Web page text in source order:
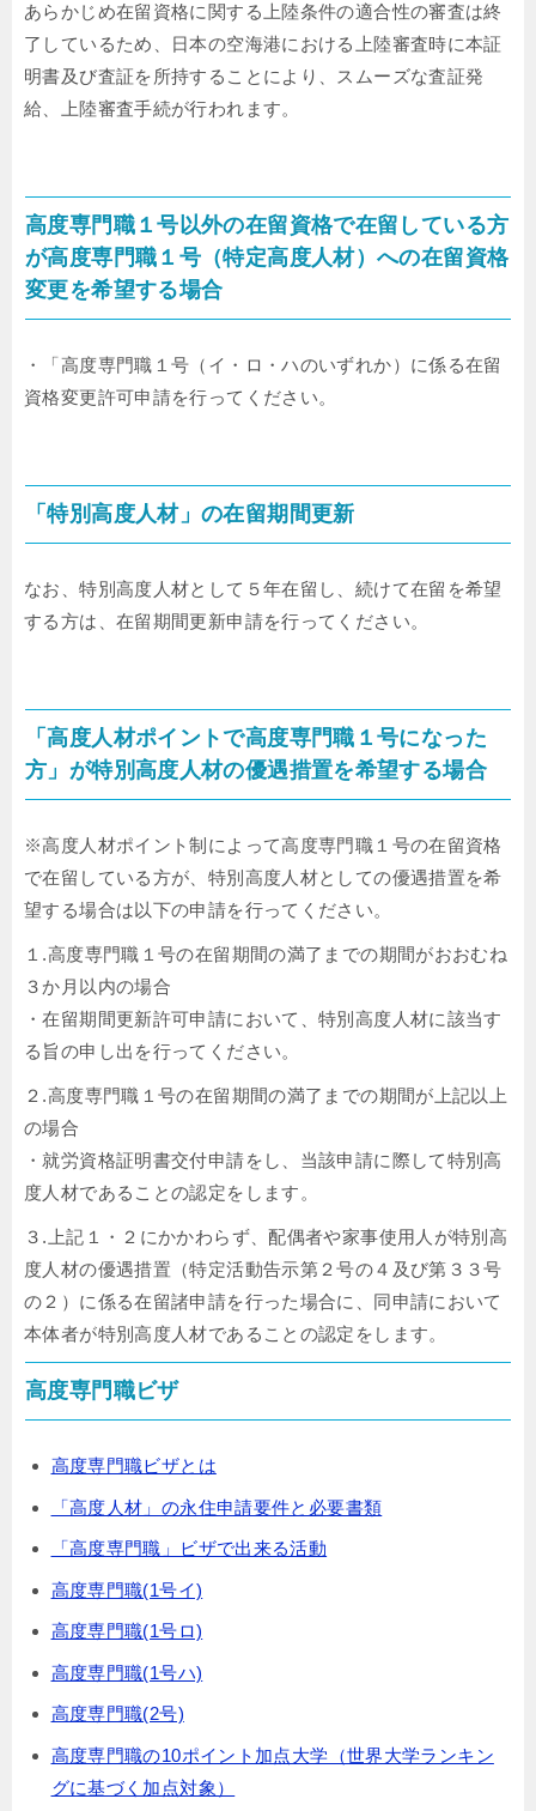
あらかじめ在留資格に関する上陸条件の適合性の審査は終
了しているため、日本の空海港における上陸審査時に本証
明書及び査証を所持することにより、スムーズな査証発
給、上陸審査手続が行われます。
高度専門職１号以外の在留資格で在留している方
が高度専門職１号（特定高度人材）への在留資格
変更を希望する場合
・「高度専門職１号（イ・ロ・ハのいずれか）に係る在留
資格変更許可申請を行ってください。
「特別高度人材」の在留期間更新
なお、特別高度人材として５年在留し、続けて在留を希望
する方は、在留期間更新申請を行ってください。
「高度人材ポイントで高度専門職１号になった
方」が特別高度人材の優遇措置を希望する場合
※高度人材ポイント制によって高度専門職１号の在留資格
で在留している方が、特別高度人材としての優遇措置を希
望する場合は以下の申請を行ってください。
１.高度専門職１号の在留期間の満了までの期間がおおむね
３か月以内の場合
・在留期間更新許可申請において、特別高度人材に該当す
る旨の申し出を行ってください。
２.高度専門職１号の在留期間の満了までの期間が上記以上
の場合
・就労資格証明書交付申請をし、当該申請に際して特別高
度人材であることの認定をします。
３.上記１・２にかかわらず、配偶者や家事使用人が特別高
度人材の優遇措置（特定活動告示第２号の４及び第３３号
の２）に係る在留諸申請を行った場合に、同申請において
本体者が特別高度人材であることの認定をします。
高度専門職ビザ
高度専門職ビザとは
「高度人材」の永住申請要件と必要書類
「高度専門職」ビザで出来る活動
高度専門職(1号イ)
高度専門職(1号ロ)
高度専門職(1号ハ)
高度専門職(2号)
高度専門職の10ポイント加点大学（世界大学ランキン
グに基づく加点対象）